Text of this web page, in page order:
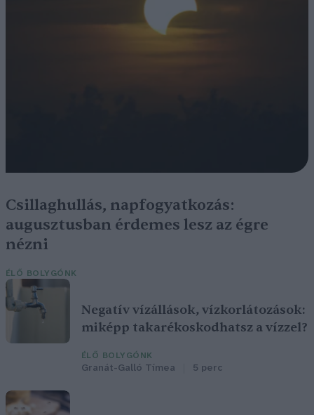
Csillaghullás, napfogyatkozás:
augusztusban érdemes lesz az égre
nézni
ÉLŐ BOLYGÓNK
Negatív vízállások, vízkorlátozások:
miképp takarékoskodhatsz a vízzel?
ÉLŐ BOLYGÓNK
Granát-Galló Tímea 5 perc